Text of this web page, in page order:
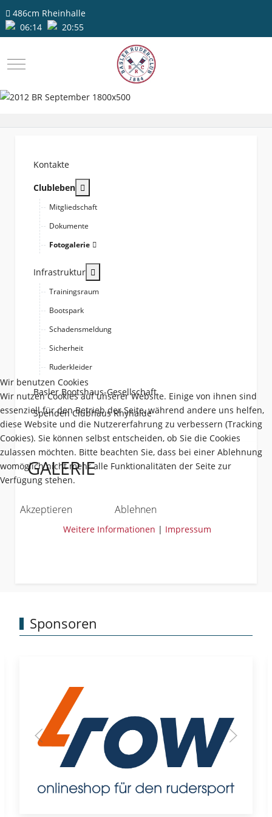
486cm Rheinhalle
06:14
20:55
Mobile Menu Toggle
Kontakte
Clubleben
Mitgliedschaft
Dokumente
Fotogalerie
Infrastruktur
Trainingsraum
Bootspark
Schadensmeldung
Sicherheit
Ruderkleider
Basler Bootshaus-Gesellschaft
Spenden Clubhaus Rhyhalde
GALERIE
Sponsoren
Wir benutzen Cookies
Wir nutzen Cookies auf unserer Website. Einige von ihnen sind
essenziell für den Betrieb der Seite, während andere uns helfen,
diese Website und die Nutzererfahrung zu verbessern (Tracking
Cookies). Sie können selbst entscheiden, ob Sie die Cookies
zulassen möchten. Bitte beachten Sie, dass bei einer Ablehnung
womöglich nicht mehr alle Funktionalitäten der Seite zur
Verfügung stehen.
Akzeptieren Ablehnen
Weitere Informationen | Impressum